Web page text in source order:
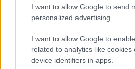
I want to allow Google to send
personalized advertising.
I want to allow Google to
related to analytics like cookies
device identifiers in apps.
mercati sono una loro
difetto e che sostenere quel
pagare senza il quale non ci
ricompensa.(daThe Price of
CharlieBilello, 30Jan 2022)